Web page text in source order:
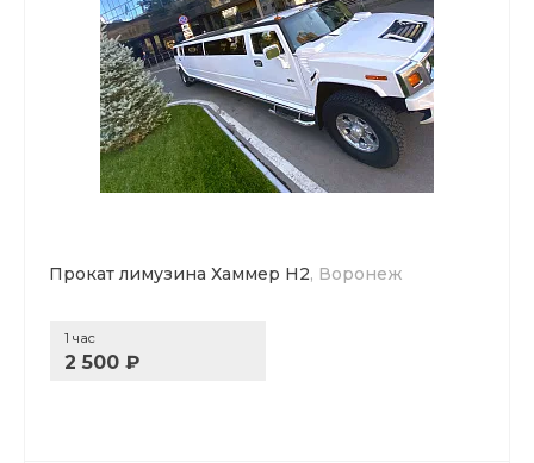
Прокат лимузина Хаммер Н2, Воронеж
1 час
2 500 ₽